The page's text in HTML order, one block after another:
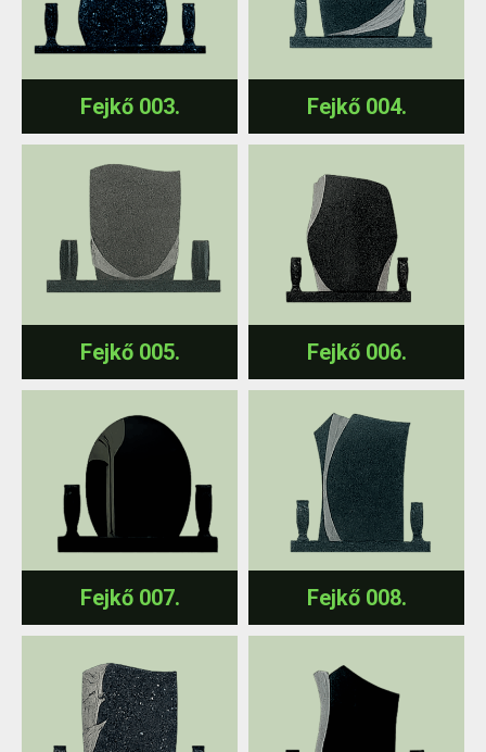
Fejkő 003. Fejkő 004.
Fejkő 005. Fejkő 006.
Fejkő 007. Fejkő 008.